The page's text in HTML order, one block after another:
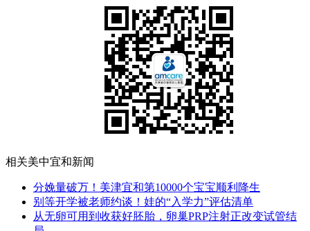
相关美中宜和新闻
分娩量破万！美津宜和第10000个宝宝顺利降生
别等开学被老师约谈！娃的“入学力”评估清单
从无卵可用到收获好胚胎，卵巢PRP注射正改变试管结